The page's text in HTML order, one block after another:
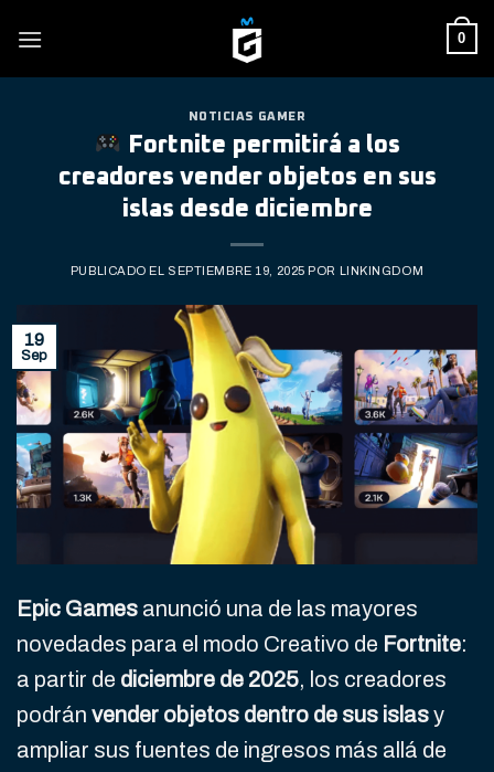
0
NOTICIAS GAMER
Fortnite permitirá a los
creadores vender objetos en sus
islas desde diciembre
PUBLICADO EL SEPTIEMBRE 19, 2025 POR LINKINGDOM
19
Sep
Epic Games anunció una de las mayores
novedades para el modo Creativo de Fortnite:
a partir de diciembre de 2025, los creadores
podrán vender objetos dentro de sus islasy
ampliar sus fuentes de ingresos más allá de